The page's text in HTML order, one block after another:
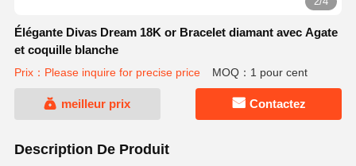
Élégante Divas Dream 18K or Bracelet diamant avec Agate
et coquille blanche
Prix：Please inquire for precise price MOQ：1 pour cent
meilleur prix Contactez
Description De Produit